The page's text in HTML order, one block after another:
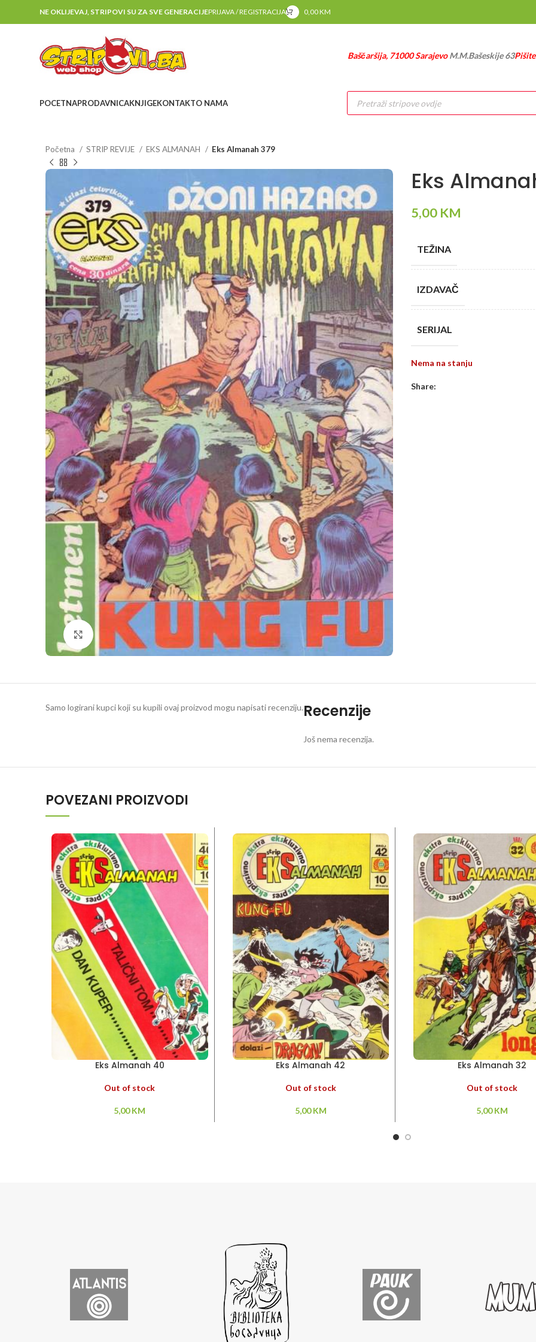
NE OKLIJEVAJ, STRIPOVI SU ZA SVE GENERACIJEPRIJAVA / REGISTRACIJA 0,00KM
Baščaršija, 71000 SarajevoM.M.Bašeskije 63
POCETNAPRODAVNICAKNJIGEKONTAKTO NAMA
Products
search
Početna STRIP REVIJE EKS ALMANAH Eks Almanah 379
Klikni da povečaš
Eks
5,00 KM
TEŽINA
IZDAVAČ
SERIJAL
Nema na stanju
Share:
Recenzije
Još nema recenzija.
Samo logirani kupci koji su kupili ovaj proizvod mogu napisati recenziju.
POVEZANI PROIZVODI
Eks Almanah 40
Out of stock
5,00KM
Eks Almanah 42
Out of stock
5,00KM
Eks Almanah 32
Out of stock
5,00KM